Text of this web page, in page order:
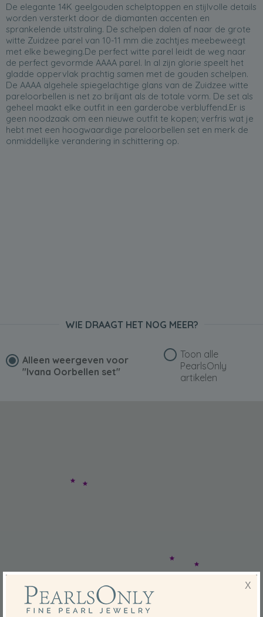
De elegante 14K geelgouden schelptoppen en stijlvolle details
worden versterkt door de diamanten accenten en
sprankelende uitstraling. De schelpen dalen af naar de grote
witte Zuidzee parel van 10-11 mm die zachtjes meebeweegt
met elke beweging.De perfect witte parel leidt de weg naar
de perfect gevormde AAAA parel. In al zijn glorie speelt het
gladde oppervlak prachtig samen met de gouden schelpen.
De AAAA algehele spiegelachtige glans van de Zuidzee witte
pareloorbellen is net zo briljant als de totale vorm. De set als
geheel maakt elke outfit in een garderobe verbluffend.Er is
geen noodzaak om een nieuwe outfit te kopen; verfris wat je
hebt met een hoogwaardige pareloorbellen set en merk de
onmiddellijke verandering in schittering op.
WIE DRAAGT HET NOG MEER?
Alleen weergeven voor
"Ivana Oorbellen set"
Toon alle
PearlsOnly
artikelen
X